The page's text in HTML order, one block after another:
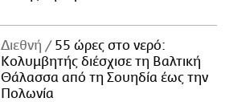
Διεθνή
55 ώρες στο νερό:
Κολυμβητής διέσχισε τη Βαλτική
Θάλασσα από τη Σουηδία έως την
Πολωνία